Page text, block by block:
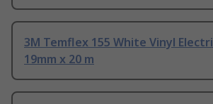
3M Temflex 155 White Vinyl
19mm x 20 m